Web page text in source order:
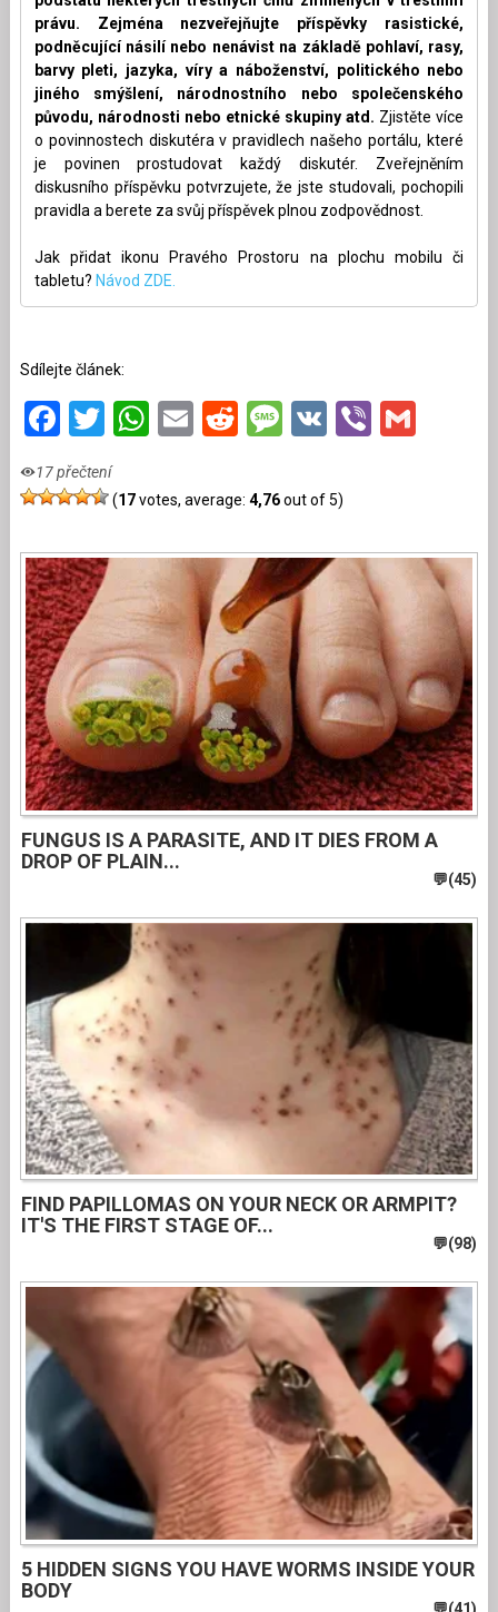
právu. Zejména nezveřejňujte příspěvky rasistické,
podněcující násilí nebo nenávist na základě pohlaví, rasy,
barvy pleti, jazyka, víry a náboženství, politického nebo
jiného smýšlení, národnostního nebo společenského
původu, národnosti nebo etnické skupiny atd. Zjistěte více
o povinnostech diskutéra v pravidlech našeho portálu, které
je povinen prostudovat každý diskutér. Zveřejněním
diskusního příspěvku potvrzujete, že jste studovali, pochopili
pravidla a berete za svůj příspěvek plnou zodpovědnost.
Jak přidat ikonu Pravého Prostoru na plochu mobilu či
tabletu? Návod ZDE.
Sdílejte článek:
Facebook
Twitter
WhatsApp
EmailRedditMessage
VKViber
17 přečtení
(17votes, average: 4,76out of 5)
FUNGUS IS A PARASITE, AND IT DIES FROM A
DROP OF PLAIN...
FIND PAPILLOMAS ON YOUR NECK OR ARMPIT?
IT'S THE FIRST STAGE OF...
5 HIDDEN SIGNS YOU HAVE WORMS INSIDE YOUR
BODY